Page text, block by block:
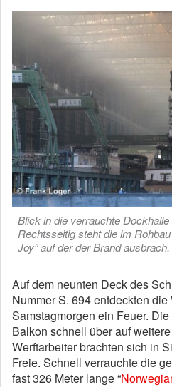
Blick in die verrauchte Dockhalle
Rechtsseitig steht die im
Joy” auf der der Brand ausbrach.
Auf dem neunten Deck des
Nummer S. 694 entdeckten die
Samstagmorgen ein Feuer.
Balkon schnell über auf
Werftarbeiter brachten sich in
Freie. Schnell verrauchte die
fast 326 Meter lange “